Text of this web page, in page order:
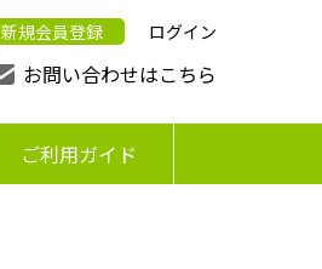
新規会員登録 ログイン
お問い合わせはこちら
ご利用ガイド